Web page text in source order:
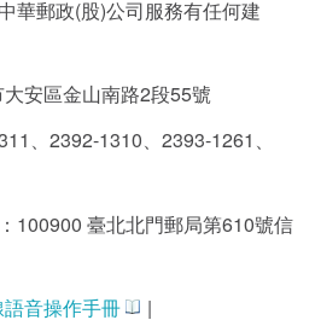
華郵政(股)公司服務有任何建
安區金山南路2段55號
、2392-1310、2393-1261、
100900 臺北北門郵局第610號信
音操作手冊 |